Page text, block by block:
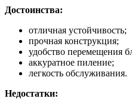
Достоинства:
отличная устойчивость;
прочная конструкция;
удобство перемещения
аккуратное пиление;
легкость обслуживания.
Недостатки: